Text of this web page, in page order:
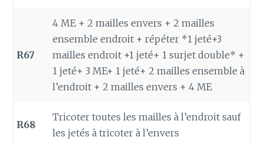
R67
4 ME + 2 mailles envers + 2 mailles
ensemble endroit + répéter *1 jeté+3
mailles endroit +1 jeté+ 1 surjet double* +
1 jeté+ 3 ME+ 1 jeté+ 2 mailles ensemble à
l’endroit + 2 mailles envers + 4 ME
R68
Tricoter toutes les mailles à l’endroit sauf
les jetés à tricoter à l’envers